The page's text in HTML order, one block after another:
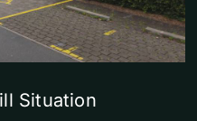
Situation